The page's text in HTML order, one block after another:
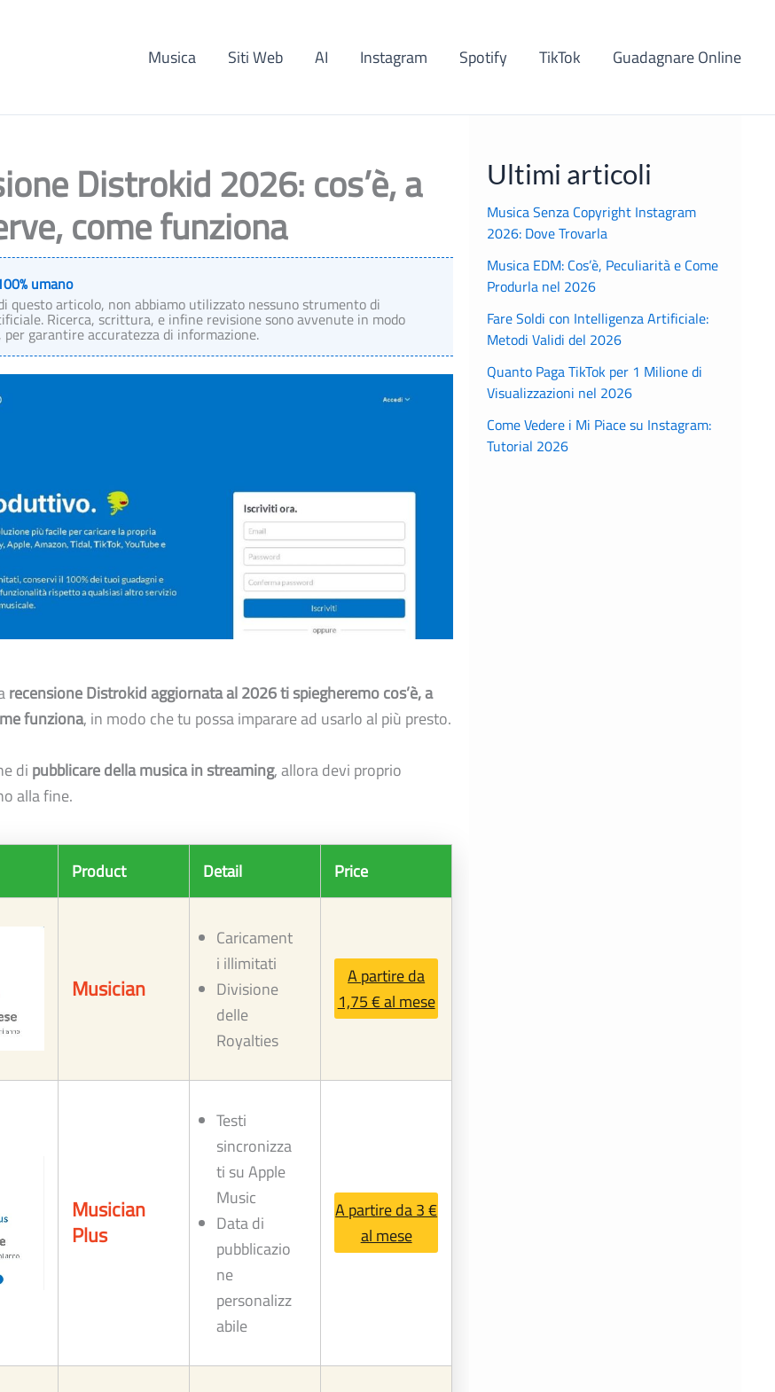
Musica Siti Web AI Instagram Spotify TikTok Guadagnare Online
Ultimi articoli
Musica Senza Copyright Instagram
2026: Dove Trovarla
Musica EDM: Cos’è, Peculiarità e Come
Produrla nel 2026
Fare Soldi con Intelligenza Artificiale:
Metodi Validi del 2026
Quanto Paga TikTok per 1 Milione di
Visualizzazioni nel 2026
Come Vedere i Mi Piace su Instagram:
Tutorial 2026
Distrokid 2026: cos’è, a
come funziona
umano
questo articolo, non abbiamo utilizzato nessuno strumento di
Ricerca, scrittura, e infine revisione sono avvenute in modo
per garantire accuratezza di informazione.
recensione Distrokid aggiornata al 2026ti spiegheremo cos’è, a
funziona, in modo che tu possa imparare ad usarlo al più presto.
di pubblicare della musica in streaming, allora devi proprio
alla fine.
Product Detail Price
Musician
Caricament
i illimitati
Divisione
delle
Royalties
A partire da
1,75 € al mese
Musician
Plus
Testi
sincronizza
ti su Apple
Music
Data di
pubblicazio
ne
personalizz
abile
A partire da 3 €
al mese